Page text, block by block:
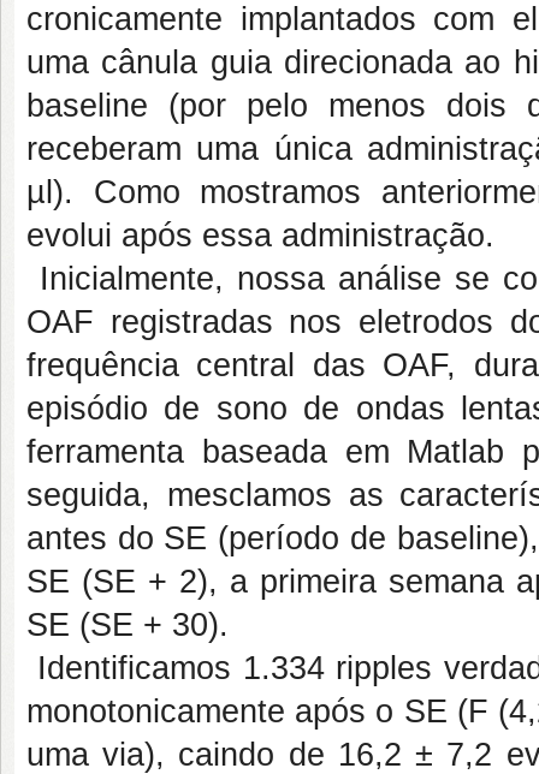
cronicamente implantados com
uma cânula guia direcionada ao
baseline (por pelo menos
receberam uma única
µl). Como mostramos
evolui após essa administração.
Inicialmente, nossa análise se
OAF registradas nos eletrodos
frequência central das OAF,
episódio de sono de ondas
ferramenta baseada em Matlab
seguida, mesclamos as
antes do SE (período de
SE (SE + 2), a primeira semana
SE (SE + 30).
Identificamos 1.334 ripples
monotonicamente após o SE (F
uma via), caindo de 16,2 ± 7,2